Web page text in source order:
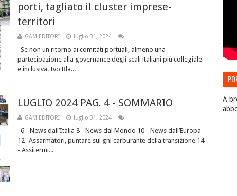
porti, tagliato il cluster imprese-
territori
GAM EDITORI luglio 31, 2024
Se non un ritorno ai comitati portuali, almeno una
partecipazione alla governance degli scali italiani più collegiale
e inclusiva. Ivo Bla...
LUGLIO 2024 PAG. 4 - SOMMARIO
GAM EDITORI luglio 31, 2024
6 - News dall’Italia 8 - News dal Mondo 10 - News dall’Europa
12 -Assarmatori, puntare sul gnl carburante della transizione 14
- Assitermi...
A